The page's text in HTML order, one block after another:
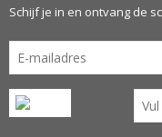
Schijf je in en ontvang de